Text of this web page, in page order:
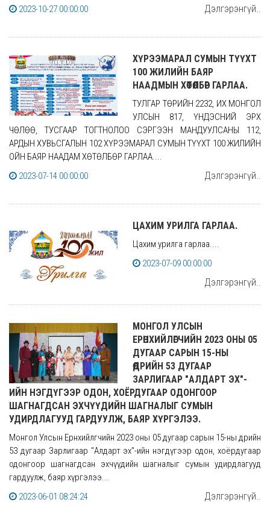
2023-10-27 00:00:00
Дэлгэрэнгүй..
ХҮРЭЭМАРАЛ СУМЫН ТҮҮХТ
100 ЖИЛИЙН БАЯР
НААДМЫН ХӨТӨЛБӨР ГАРЛАА.
ТУЛГАР ТӨРИЙН 2232, ИХ МОНГОЛ
УЛСЫН 817, ҮНДЭСНИЙ ЭРХ
ЧӨЛӨӨ, ТУСГААР ТОГТНОЛОО СЭРГЭЭН МАНДУУЛСАНЫ 112,
АРДЫН ХУВЬСГАЛЫН 102 ХҮРЭЭМАРАЛ СУМЫН ТҮҮХТ 100 ЖИЛИЙН
ОЙН БАЯР НААДАМ ХӨТӨЛБӨР ГАРЛАА....
2023-07-14 00:00:00
Дэлгэрэнгүй..
ЦАХИМ УРИЛГА ГАРЛАА.
Цахим урилга гарлаа....
2023-07-09 00:00:00
Дэлгэрэнгүй..
МОНГОЛ УЛСЫН
ЕРӨНХИЙЛӨГЧИЙН 2023 ОНЫ 05
ДУГААР САРЫН 15-НЫ
ӨДРИЙН 53 ДУГААР
ЗАРЛИГААР "АЛДАРТ ЭХ"-
ИЙН НЭГДҮГЭЭР ОДОН, ХОЁРДУГААР ОДОНГООР
ШАГНАГДСАН ЭХЧҮҮДИЙН ШАГНАЛЫГ СУМЫН
УДИРДЛАГУУД ГАРДУУЛЖ, БАЯР ХҮРГЭЛЭЭ.
Монгол Улсын Ерөнхийлөгчийн 2023 оны 05 дугаар сарын 15-ны өдрийн
53 дугаар Зарлигаар "Алдарт эх"-ийн нэгдүгээр одон, хоёрдугаар
одонгоор шагнагдсан эхчүүдийн шагналыг сумын удирдлагууд
гардуулж, баяр хүргэлээ...
2023-06-01 08:24:24
Дэлгэрэнгүй..